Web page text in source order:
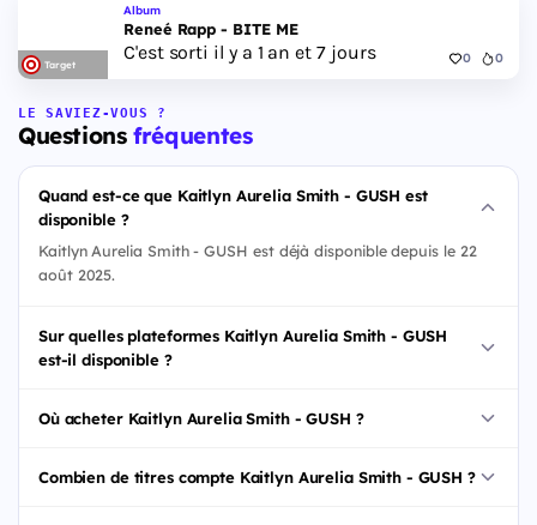
Target
Album
Reneé Rapp - BITE ME
C'est sorti il y a 1 an et 7 jours 0 0
LE SAVIEZ-VOUS ?
Questionsfréquentes
Quand est-ce que Kaitlyn Aurelia Smith - GUSH est
disponible ?
Kaitlyn Aurelia Smith - GUSH est déjà disponible depuis le 22
août 2025.
Sur quelles plateformes Kaitlyn Aurelia Smith - GUSH
est-il disponible ?
Où acheter Kaitlyn Aurelia Smith - GUSH ?
Combien de titres compte Kaitlyn Aurelia Smith - GUSH ?